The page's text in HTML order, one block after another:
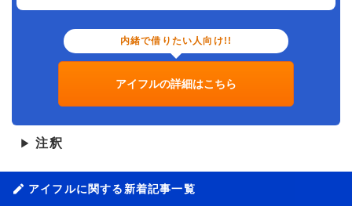
内緒で借りたい人向け!!
アイフルの詳細はこちら
▶ 注釈
アイフルに関する新着記事一覧